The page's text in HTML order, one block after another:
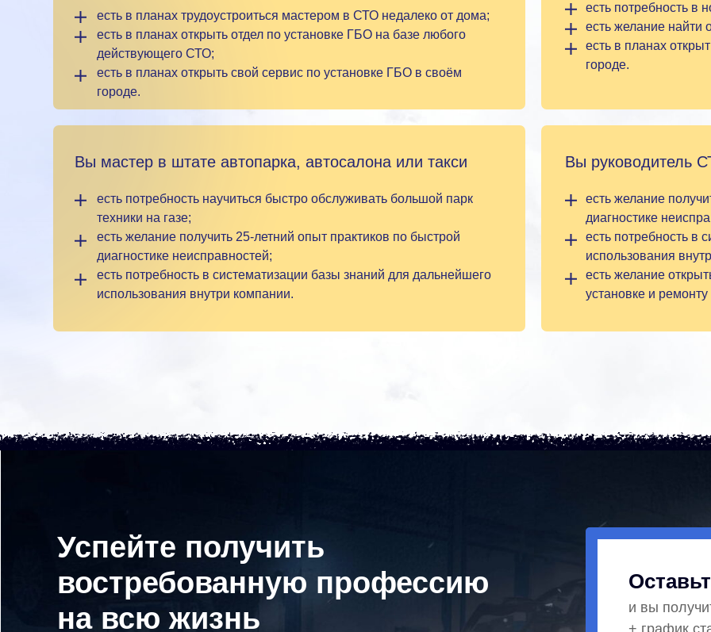
есть в планах трудоустроиться мастером в СТО недалеко от дома;
есть в планах открыть отдел по установке ГБО на базе любого
действующего СТО;
есть в планах открыть свой сервис по установке ГБО в своём
городе.
Вы мастер в штате автопарка, автосалона или такси
есть потребность научиться быстро обслуживать большой парк
техники на газе;
есть желание получить 25-летний опыт практиков по быстрой
диагностике неисправностей;
есть потребность в систематизации базы знаний для дальнейшего
использования внутри компании.
есть потребность в
есть желание найти
есть в планах
городе.
Вы руководитель
есть желание
диагностике
есть потребность в
использования
есть желание
установке и
и вы
+ график
Успейте получить
востребованную профессию
на всю жизнь